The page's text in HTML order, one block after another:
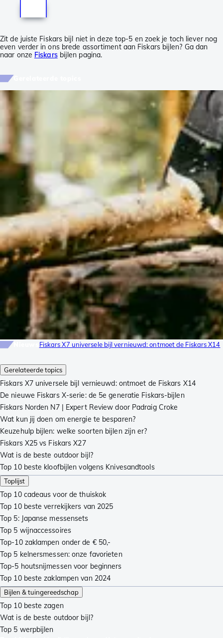
Gerelateerde topics
Fiskars X7 universele bijl vernieuwd: ontmoet de Fiskars X14
De nieuwe Fiskars X-serie: de 5e generatie Fiskars-bijlen
Fiskars Norden N7 | Expert Review door Padraig Croke
Wat kun jij doen om energie te besparen?
Keuzehulp bijlen: welke soorten bijlen zijn er?
Fiskars X25 vs Fiskars X27
Wat is de beste outdoor bijl?
Top 10 beste kloofbijlen volgens Knivesandtools
Toplijst
Top 10 cadeaus voor de thuiskok
Top 10 beste verrekijkers van 2025
Top 5: Japanse messensets
Top 5 wijnaccessoires
Top-10 zaklampen onder de € 50,-
Top 5 kelnersmessen: onze favorieten
Top-5 houtsnijmessen voor beginners
Top 10 beste zaklampen van 2024
Bijlen & tuingereedschap
Top 10 beste zagen
Wat is de beste outdoor bijl?
Top 5 werpbijlen
Zit de juiste Fiskars bijl niet in deze top-5 en zoek je toch liever nog
even verder in ons brede assortiment aan Fiskars bijlen? Ga dan
naar onze Fiskarsbijlen pagina.
Fiskars X7 universele bijl vernieuwd: ontmoet de Fiskars X14